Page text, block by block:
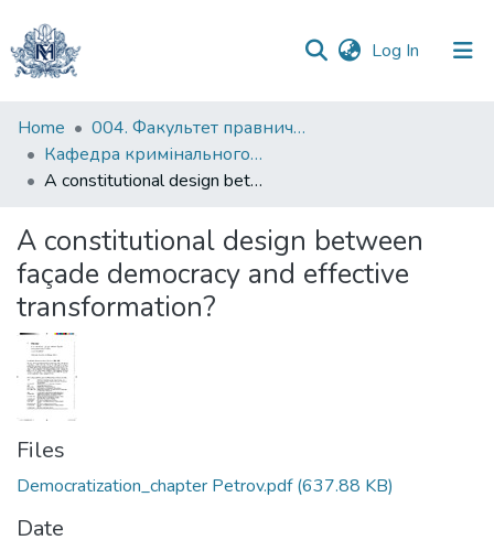
Log In (current)
Communities
&
Collections
Statistics
Home
004. Факультет правничих наук
Кафедра кримінального та кримінального процесуального права
A constitutional design between façade democracy and effective transformation?
A constitutional design between
façade democracy and effective
transformation?
Files
Democratization_chapter Petrov.pdf(637.88 KB)
Date